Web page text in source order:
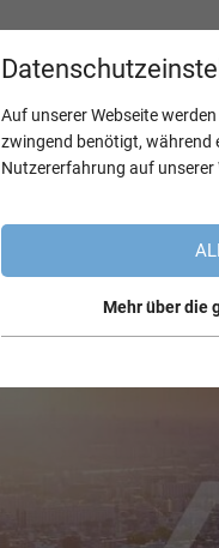
Auf unserer Webseite
zwingend benötigt, während
Nutzererfahrung auf unserer
Mehr über die